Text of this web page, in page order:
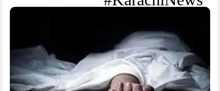
#NewsUpdate
#MansehraDotCom